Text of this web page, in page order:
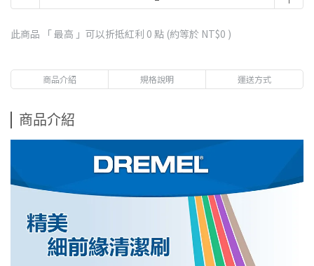
此商品 「 最高 」可以折抵紅利 0 點 (約等於 NT$0 )
商品介紹 規格說明 運送方式
商品介紹